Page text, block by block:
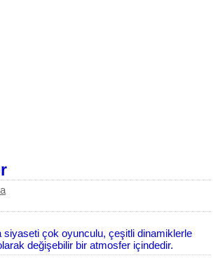
siyaseti çok oyunculu, çeşitli dinamiklerle
değişebilir bir atmosfer içindedir.